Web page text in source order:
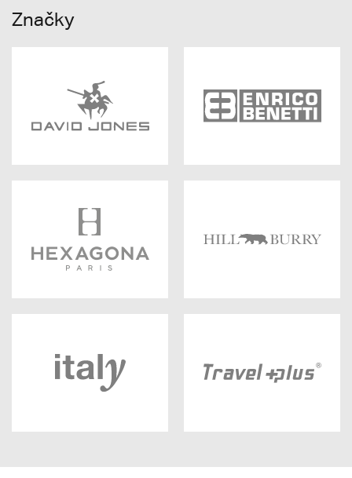
Značky